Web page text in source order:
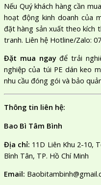
Nếu Quý khách hàng cần
hoạt động kinh doanh của
đặt hàng sản xuất theo kích
tranh. Liên hệ Hotline/Zalo:
Đặt mua ngayđể trải
nghiệp của túi PE dán keo
nhu cầu đóng gói và bảo
Thông tin liên hệ:
Bao Bì Tâm Bình
​Địa chỉ: 11D Liên Khu 2-10,
Bình Tân, TP. Hồ Chí Minh
Email: